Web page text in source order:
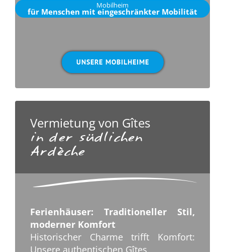
UNSERE MOBILHEIME
Mobilheim
für Menschen mit eingeschränkter Mobilität
Vermietung von Gîtes
in der südlichen
Ardèche
Ferienhäuser: Traditioneller Stil,
moderner Komfort
Historischer Charme trifft Komfort:
Unsere authentischen Gîtes